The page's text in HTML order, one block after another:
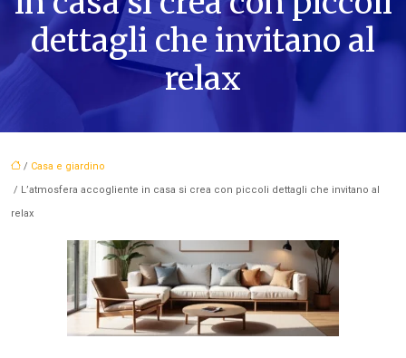
dettagli che invitano al
relax
/ Casa e giardino
/ L’atmosfera accogliente in casa si crea con piccoli dettagli che invitano al
relax